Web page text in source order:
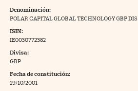
Pyme
Denominación:
POLAR CAPITAL GLOBAL TECHNOLOGY GBP DIS
ISIN:
IE0030772382
Divisa:
GBP
Fecha de constitución:
19/10/2001